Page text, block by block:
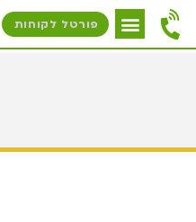
פורטל לקוחות